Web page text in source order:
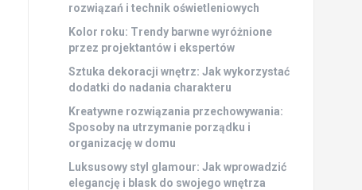
rozwiązań i technik oświetleniowych
Kolor roku: Trendy barwne wyróżnione
przez projektantów i ekspertów
Sztuka dekoracji wnętrz: Jak wykorzystać
dodatki do nadania charakteru
Kreatywne rozwiązania przechowywania:
Sposoby na utrzymanie porządku i
organizację w domu
Luksusowy styl glamour: Jak wprowadzić
elegancję i blask do swojego wnętrza